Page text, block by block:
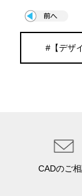
#【デザ
CADのご